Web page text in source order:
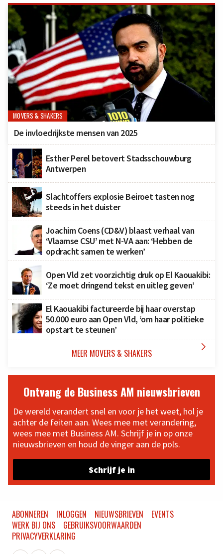
MOVERS & SHAKERS
De invloedrijkste mensen van 2025
Esther Perel betovert Stadsschouwburg
Antwerpen
Slachtoffers explosie Beiroet tasten nog
steeds in het duister
Joachim Coens (CD&V) blaast verhaal van
‘Vlaamse CSU’ met N-VA aan: ‘Hebben de
opdracht samen te werken’
Open Vld zet voorzichtig druk op El Kaouakibi:
‘Ze moet dringend tekst en uitleg geven’
El Kaouakibi factureerde bij haar overstap
50.000 euro aan Open Vld, ‘om haar politieke
opstart te steunen’
MEER MOVERS & SHAKERS 
Ontvang de Business AM nieuwsbrieven
De wereld verandert snel en voor je het weet, hol je
achter de feiten aan. Wees mee met verandering,
wees mee met Business AM. Schrijf je in op onze
nieuwsbrieven en houd de vinger aan de pols.
Schrijf je in
ABONNEREN INLOGGEN NIEUWSBRIEVEN
EVENTS
WERK BIJ ONS
GEBRUIKSVOORWAARDEN
PRIVACYVERKLARING